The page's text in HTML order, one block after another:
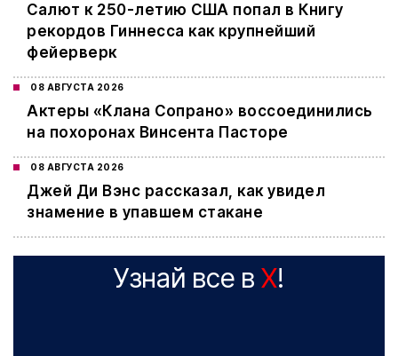
Салют к 250-летию США попал в Книгу
рекордов Гиннесса как крупнейший
фейерверк
08 АВГУСТА 2026
Актеры «Клана Сопрано» воссоединились
на похоронах Винсента Пасторе
08 АВГУСТА 2026
Джей Ди Вэнс рассказал, как увидел
знамение в упавшем стакане
Узнай все в X!